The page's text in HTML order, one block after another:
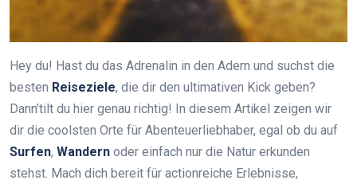
Hey du! Hast du das Adrenalin in den Adern und suchst die
besten Reiseziele, die dir den ultimativen Kick geben?
Dann’tilt du hier genau richtig! In diesem Artikel zeigen wir
dir die coolsten Orte für Abenteuerliebhaber, egal ob du auf
Surfen, Wandern oder einfach nur die Natur erkunden
stehst. Mach dich bereit für actionreiche Erlebnisse,